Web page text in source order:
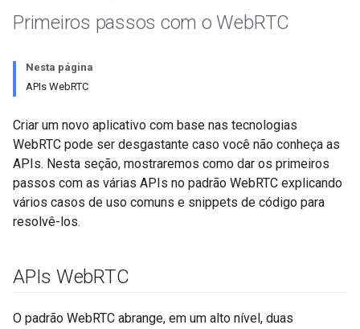
Primeiros passos com o WebRTC
Nesta página
APIs WebRTC
Criar um novo aplicativo com base nas tecnologias
WebRTC pode ser desgastante caso você não conheça as
APIs. Nesta seção, mostraremos como dar os primeiros
passos com as várias APIs no padrão WebRTC explicando
vários casos de uso comuns e snippets de código para
resolvê-los.
APIs WebRTC
O padrão WebRTC abrange, em um alto nível, duas